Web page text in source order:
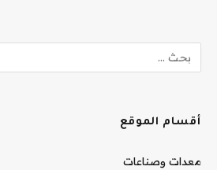
أقسام الموقع
معدات وصناعات